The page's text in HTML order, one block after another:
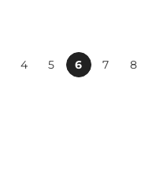
4 5 6 7 8